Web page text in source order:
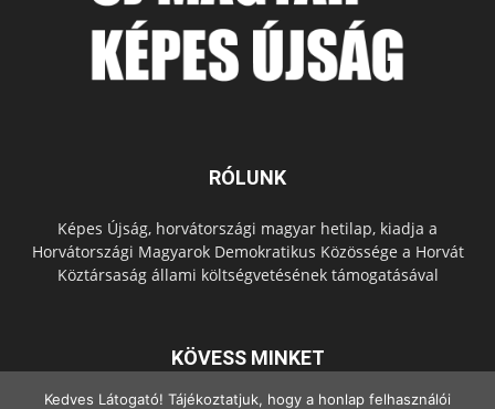
RÓLUNK
Képes Újság, horvátországi magyar hetilap, kiadja a
Horvátországi Magyarok Demokratikus Közössége a Horvát
Köztársaság állami költségvetésének támogatásával
KÖVESS MINKET
Kedves Látogató! Tájékoztatjuk, hogy a honlap felhasználói